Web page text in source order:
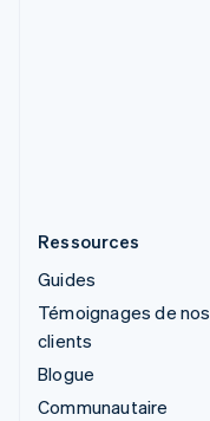
Ressources
Guides
Témoignages de nos
clients
Blogue
Communautaire